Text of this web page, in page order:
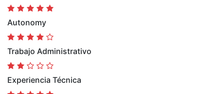
Autonomy
Trabajo Administrativo
Experiencia Técnica